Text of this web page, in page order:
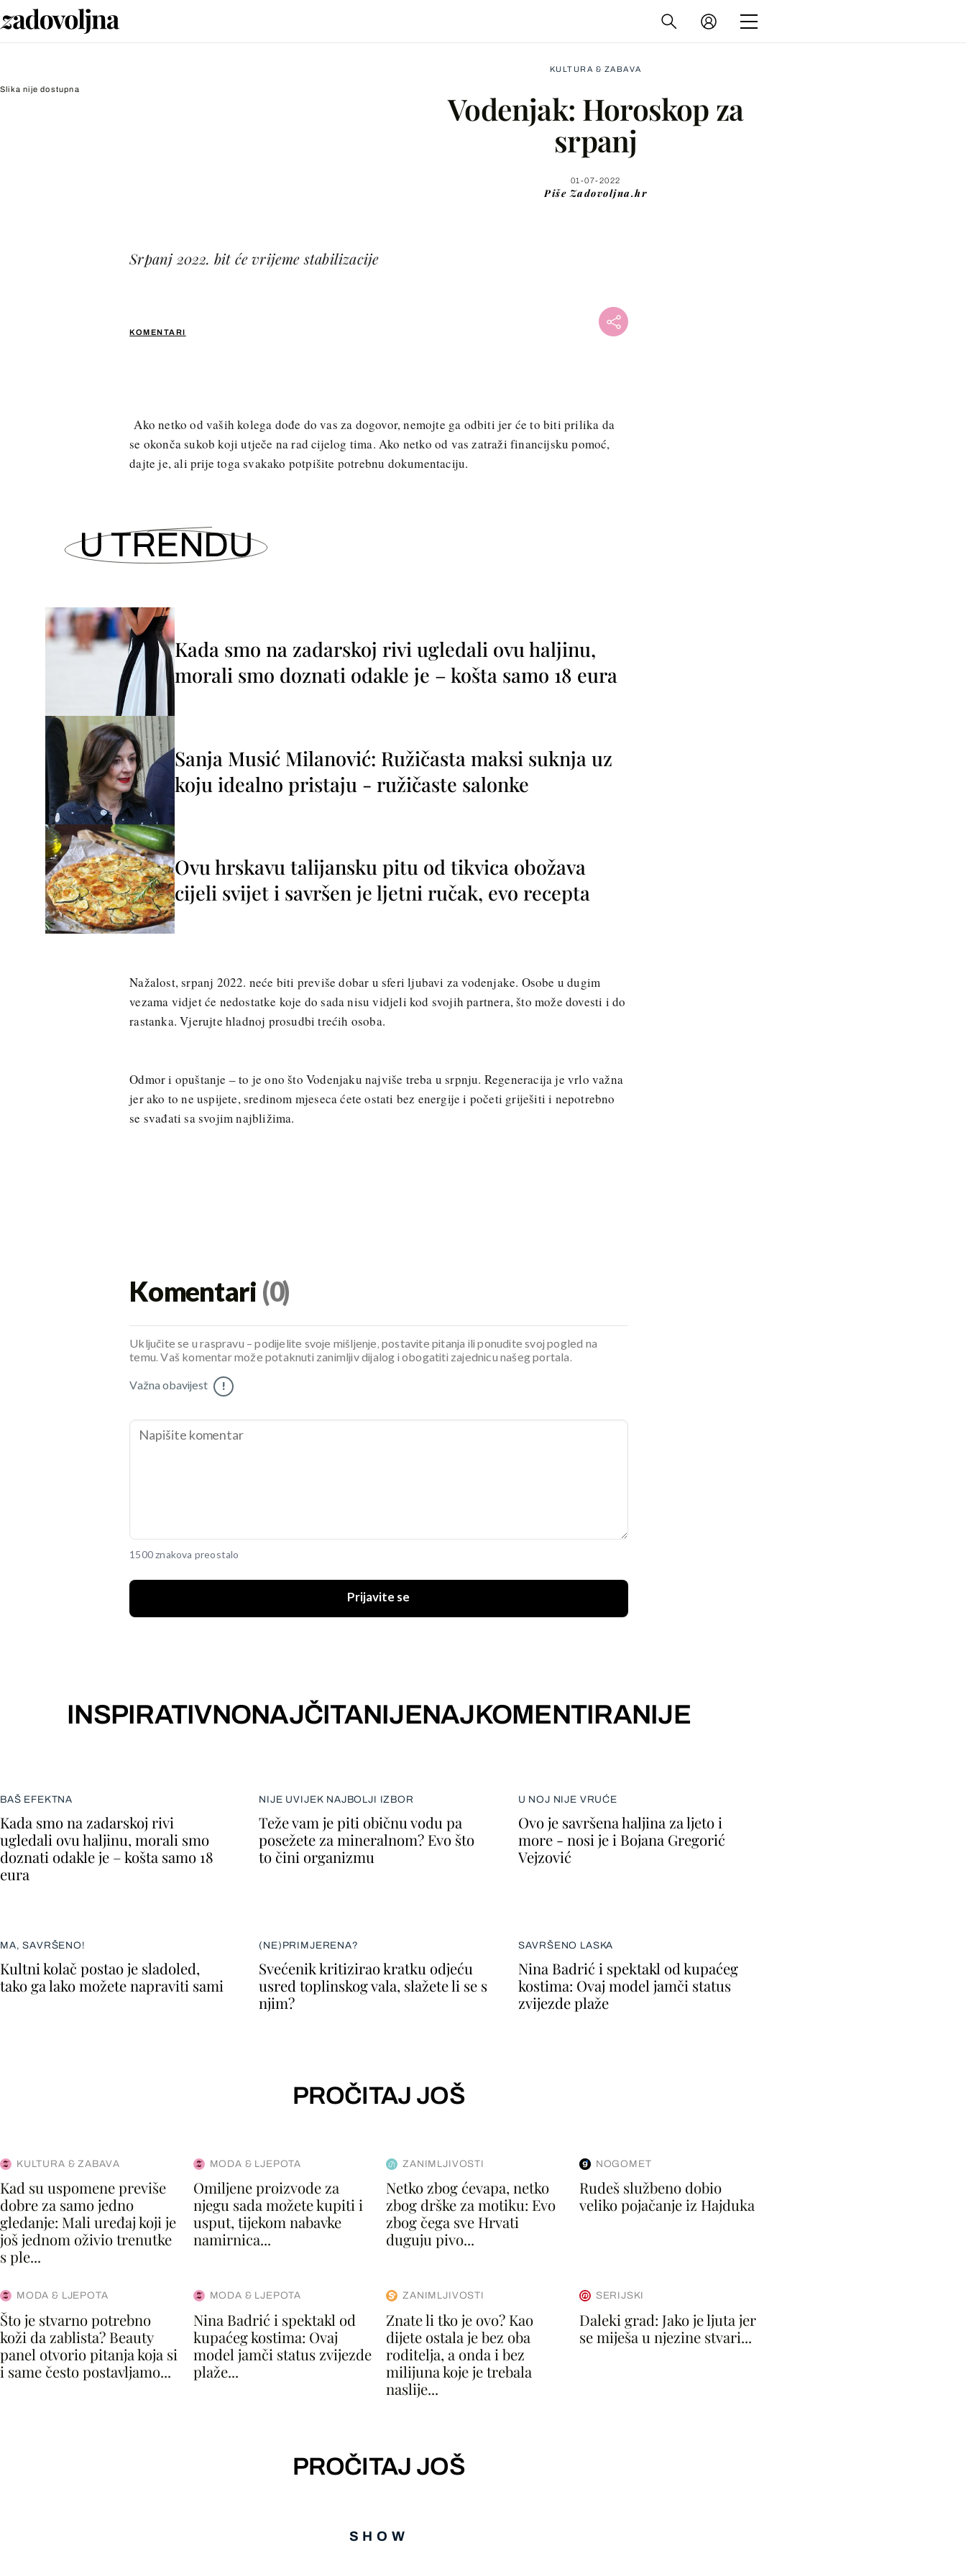
Slika nije dostupna
KULTURA & ZABAVA
Vodenjak: Horoskop za
srpanj
01-07-2022
Piše Zadovoljna.hr
KOMENTARI
Srpanj 2022. bit će vrijeme stabilizacije
Ako netko od vaših kolega dođe do vas za dogovor, nemojte ga odbiti jer će to biti prilika da
se okonča sukob koji utječe na rad cijelog tima. Ako netko od vas zatraži financijsku pomoć,
dajte je, ali prije toga svakako potpišite potrebnu dokumentaciju.
U TRENDU
Kada smo na zadarskoj rivi ugledali ovu haljinu,
morali smo doznati odakle je – košta samo 18 eura
Sanja Musić Milanović: Ružičasta maksi suknja uz
koju idealno pristaju - ružičaste salonke
Ovu hrskavu talijansku pitu od tikvica obožava
cijeli svijet i savršen je ljetni ručak, evo recepta
Nažalost, srpanj 2022. neće biti previše dobar u sferi ljubavi za vodenjake. Osobe u dugim
vezama vidjet će nedostatke koje do sada nisu vidjeli kod svojih partnera, što može dovesti i do
rastanka. Vjerujte hladnoj prosudbi trećih osoba.
Odmor i opuštanje – to je ono što Vodenjaku najviše treba u srpnju. Regeneracija je vrlo važna
jer ako to ne uspijete, sredinom mjeseca ćete ostati bez energije i početi griješiti i nepotrebno
se svađati sa svojim najbližima.
Komentari (0)
Uključite se u raspravu – podijelite svoje mišljenje, postavite pitanja ili ponudite svoj pogled na
temu. Vaš komentar može potaknuti zanimljiv dijalog i obogatiti zajednicu našeg portala.
Važna obavijest !
1500 znakova preostalo
Prijavite se
INSPIRATIVNONAJČITANIJENAJKOMENTIRANIJE
BAŠ EFEKTNA
Kada smo na zadarskoj rivi
ugledali ovu haljinu, morali smo
doznati odakle je – košta samo 18
eura
NIJE UVIJEK NAJBOLJI IZBOR
Teže vam je piti običnu vodu pa
posežete za mineralnom? Evo što
to čini organizmu
U NOJ NIJE VRUĆE
Ovo je savršena haljina za ljeto i
more - nosi je i Bojana Gregorić
Vejzović
MA, SAVRŠENO!
Kultni kolač postao je sladoled,
tako ga lako možete napraviti sami
(NE)PRIMJERENA?
Svećenik kritizirao kratku odjeću
usred toplinskog vala, slažete li se s
njim?
SAVRŠENO LASKA
Nina Badrić i spektakl od kupaćeg
kostima: Ovaj model jamči status
zvijezde plaže
PROČITAJ JOŠ
KULTURA & ZABAVA
Kad su uspomene previše
dobre za samo jedno
gledanje: Mali uređaj koji je
još jednom oživio trenutke
s ple...
MODA & LJEPOTA
Omiljene proizvode za
njegu sada možete kupiti i
usput, tijekom nabavke
namirnica...
ZANIMLJIVOSTI
Netko zbog ćevapa, netko
zbog drške za motiku: Evo
zbog čega sve Hrvati
duguju pivo...
NOGOMET
Rudeš službeno dobio
veliko pojačanje iz Hajduka
MODA & LJEPOTA
Što je stvarno potrebno
koži da zablista? Beauty
panel otvorio pitanja koja si
i same često postavljamo...
MODA & LJEPOTA
Nina Badrić i spektakl od
kupaćeg kostima: Ovaj
model jamči status zvijezde
plaže...
ZANIMLJIVOSTI
Znate li tko je ovo? Kao
dijete ostala je bez oba
roditelja, a onda i bez
milijuna koje je trebala
naslije...
SERIJSKI
Daleki grad: Jako je ljuta jer
se miješa u njezine stvari...
PROČITAJ JOŠ
SHOW